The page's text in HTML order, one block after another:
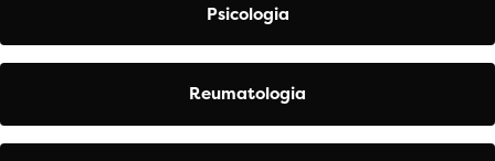
Psicologia
Reumatologia